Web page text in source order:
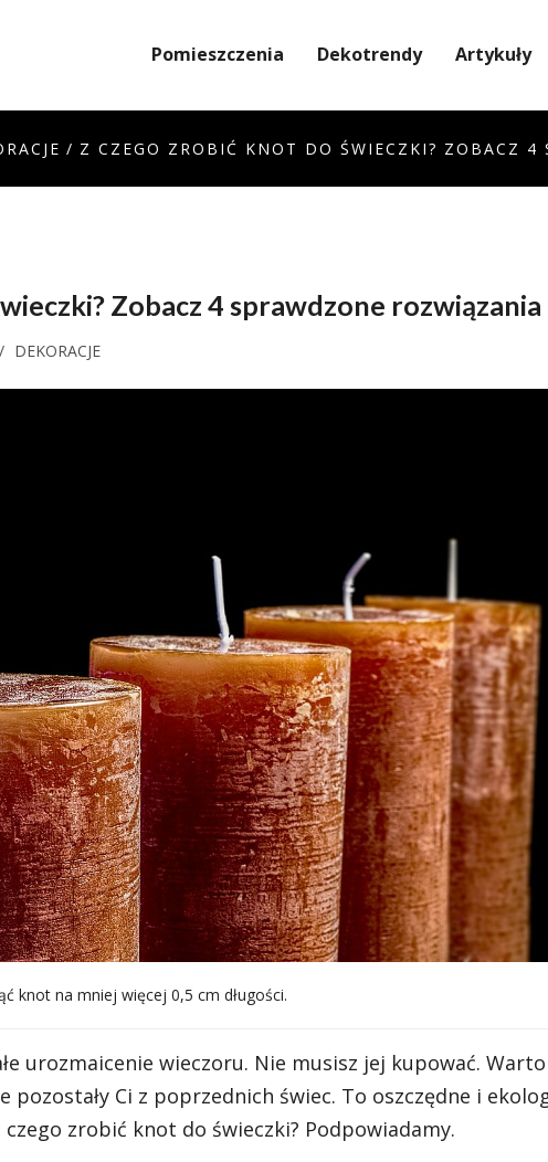
Pomieszczenia Dekotrendy Artykuły
/ Z CZEGO ZROBIĆ KNOT DO ŚWIECZKI? ZOBACZ 4
Zobacz 4 sprawdzone rozwiązania
/ DEKORACJE
knot na mniej więcej 0,5 cm długości.
urozmaicenie wieczoru. Nie musisz jej kupować.
Ci z poprzednich świec. To oszczędne i
zrobić knot do świeczki? Podpowiadamy.